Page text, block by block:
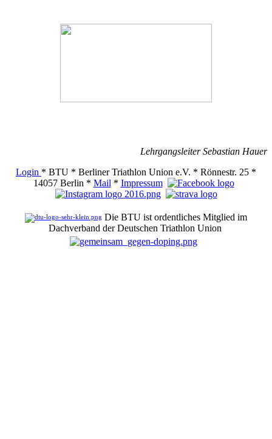
Lehrgangsleiter Sebastian Hauer
Login * BTU * Berliner Triathlon Union e.V. * Rönnestr. 25 *
14057 Berlin * Mail * Impressum
Die BTU ist ordentliches Mitglied im
Dachverband der Deutschen Triathlon Union